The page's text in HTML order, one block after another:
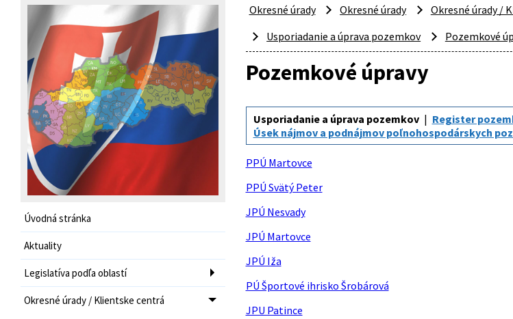
Úvodná stránka
Aktuality
Legislatíva podľa oblastí
Okresné úrady / Klientske centrá
Okresné úrady Okresné úrady Okresné úrady /
Usporiadanie a úprava pozemkov
Pozemkové
Pozemkové úpravy
Usporiadanie a úprava pozemkov
Register
Úsek nájmov a podnájmov poľnohospodárskych
PPÚ Martovce
PPÚ Svätý Peter
JPÚ Nesvady
JPÚ Martovce
JPÚ Iža
PÚ Športové ihrisko Šrobárová
JPU Patince